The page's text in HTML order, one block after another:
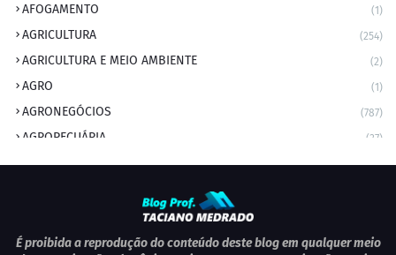
AFOGAMENTO (1)
AGRICULTURA (254)
AGRICULTURA E MEIO AMBIENTE (2)
AGRO (1)
AGRONEGÓCIOS (787)
AGROPECUÁRIA (37)
AMBIENTE (9)
ANIVERSÁRIO DA CIDADE
ANIVERSÁRIOS (1)
É proibida a reprodução do conteúdo deste blog em qualquer meio